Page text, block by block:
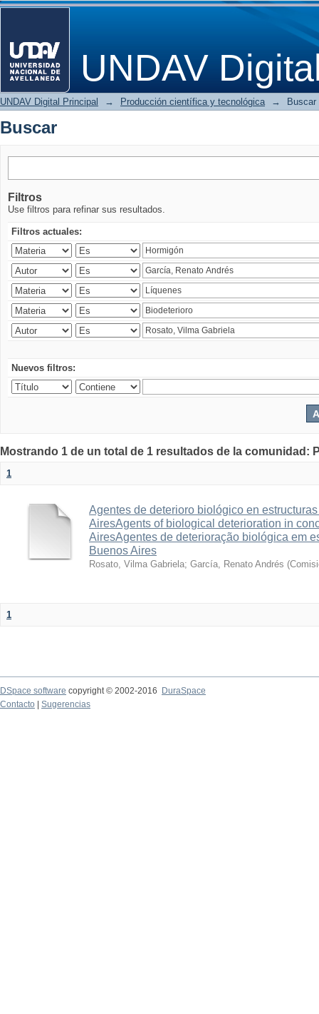
UNDAV
Buscar
UNDAV Digital Principal → Producción científica y tecnológica → Buscar
Buscar
Filtros
Use filtros para refinar sus resultados.
Filtros actuales:
Nuevos filtros:
Mostrando 1 de un total de 1 resultados de la
1
Agentes de deterioro biológico en
AiresAgents of biological deterioration in
AiresAgentes de deterioração biológica em
Buenos Aires
Rosato, Vilma Gabriela; García, Renato Andrés (
1
DSpace software copyright © 2002-2016
DuraSpace
Contacto
Sugerencias